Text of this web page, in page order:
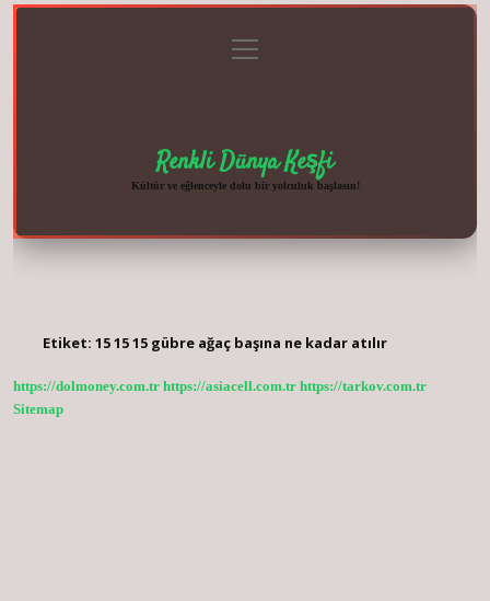
menüyü
aç
Renkli Dünya Keşfi
Kültür ve eğlenceyle dolu bir yolculuk başlasın!
Etiket: 15 15 15 gübre ağaç başına ne kadar atılır
https://dolmoney.com.tr https://asiacell.com.tr https://tarkov.com.tr
Sitemap